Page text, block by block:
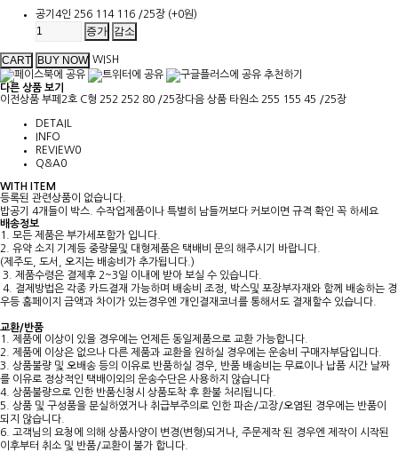
공기4인 256 114 116 /25장 (+0원)
증가 감소
WISH
추천하기
다른 상품 보기
이전상품 부페2호 C형 252 252 80 /25장다음 상품 타원소 255 155 45 /25장
DETAIL
INFO
REVIEW0
Q&A0
WITH ITEM
등록된 관련상품이 없습니다.
밥공기 4개들이 박스. 수작업제품이나 특별히 남들꺼보다 커보이면 규격 확인 꼭 하세요
배송정보
1. 모든 제품은 부가세포함가 입니다.
2. 유약 소지 기계등 중량물및 대형제품은 택배비 문의 해주시기 바랍니다.
(제주도, 도서, 오지는 배송비가 추가됩니다.)
3. 제품수령은 결제후 2~3일 이내에 받아 보실 수 있습니다.
4. 결제방법은 각종 카드결재 가능하며 배송비 조정, 박스및 포장부자재와 함께 배송하는 경
우등 홈페이지 금액과 차이가 있는경우엔 개인결재코너를 통해서도 결재할수 있습니다.
교환/반품
1. 제품에 이상이 있을 경우에는 언제든 동일제품으로 교환 가능합니다.
2. 제품에 이상은 없으나 다른 제품과 교환을 원하실 경우에는 운송비 구매자부담입니다.
3. 상품불량 및 오배송 등의 이유로 반품하실 경우, 반품 배송비는 무료이나 납품 시간 날짜
를 이유로 정상적인 택배이외의 운송수단은 사용하지 않습니다
4. 상품불량으로 인한 반품신청시 상품도착 후 환불 처리됩니다.
5. 상품 및 구성품을 분실하였거나 취급부주의로 인한 파손/고장/오염된 경우에는 반품이
되지 않습니다.
6. 고객님의 요청에 의해 상품사양이 변경(변형)되거나, 주문제작 된 경우엔 제작이 시작된
이후부터 취소 및 반품/교환이 불가 합니다.